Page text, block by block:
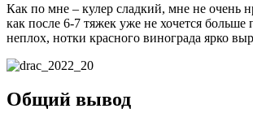
Как по мне – кулер сладкий, мне не очень
как после 6-7 тяжек уже не хочется
неплох, нотки красного винограда ярко
Общий вывод